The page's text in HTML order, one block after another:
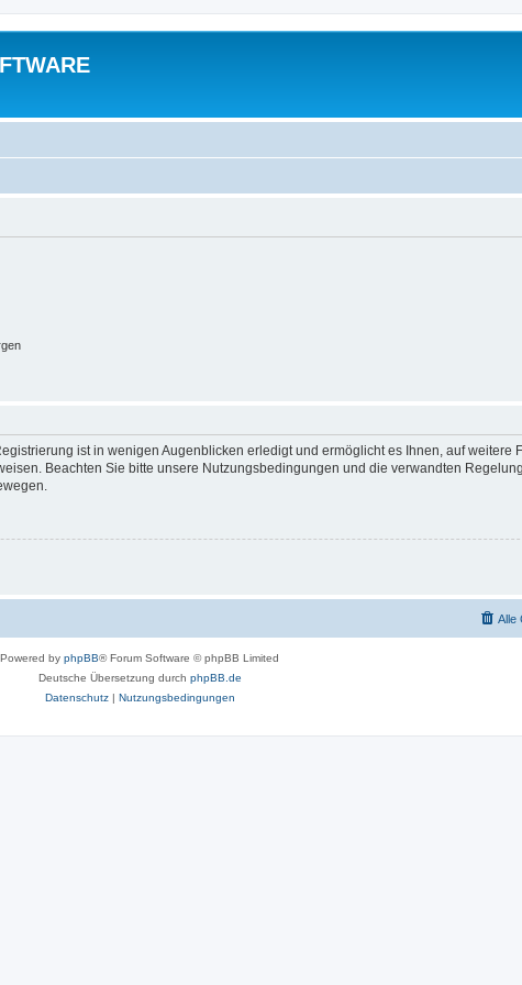
ist in wenigen Augenblicken erledigt und ermöglicht es Ihnen, auf weitere
Beachten Sie bitte unsere Nutzungsbedingungen und die verwandten
Alle
Powered by phpBB® Forum Software © phpBB Limited
Deutsche Übersetzung durch phpBB.de
Datenschutz| Nutzungsbedingungen